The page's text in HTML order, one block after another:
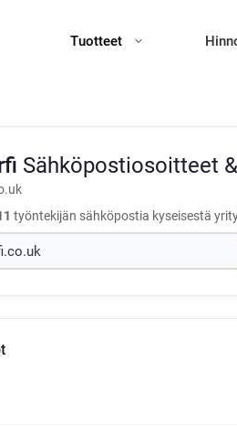
Tuotteet
Sähköpostiosoitteet
työntekijän sähköpostia kyseisestä